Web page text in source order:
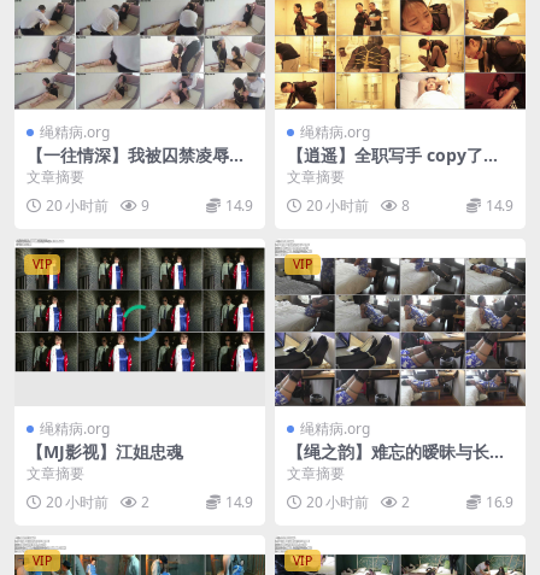
绳精病.org
【一往情深】我被囚禁凌辱的
那几天 下
文章摘要
20 小时前
9 14.9
绳精病.org
【逍遥】全职写手 copy了一
个电影的剧情！ 11.20 度杨
文章摘要
20 小时前
8 14.9
VIP
绳精病.org
【MJ影视】江姐忠魂
文章摘要
20 小时前
2 14.9
VIP
绳精病.org
【绳之韵】难忘的暧昧与长腿
小妹！雯雯作品：惊艳黑丝大
长腿、细高、青花小旗袍，股
神…
文章摘要
20 小时前
2 16.9
VIP VIP